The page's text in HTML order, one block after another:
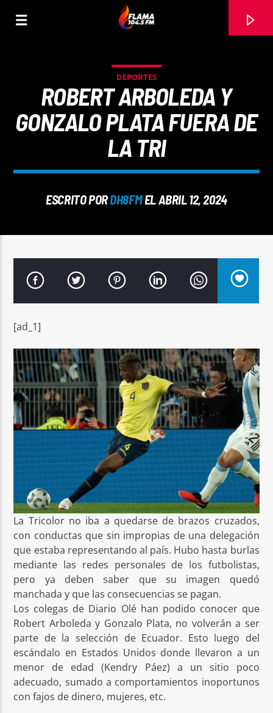
Señal FM
DEPORTES
ROBERT ARBOLEDA Y
GONZALO PLATA FUERA DE
LA TRI
ESCRITO PORDH8FMEL ABRIL 12, 2024
[ad_1]
La Tricolor no iba a quedarse de brazos cruzados,
con conductas que sin impropias de una delegación
que estaba representando al país. Hubo hasta burlas
mediante las redes personales de los futbolistas,
pero ya deben saber que su imagen quedó
manchada y que las consecuencias se pagan.
Los colegas de Diario Olé han podido conocer que
Robert Arboleda y Gonzalo Plata, no volverán a ser
parte de la selección de Ecuador. Esto luego del
escándalo en Estados Unidos donde llevaron a un
menor de edad (Kendry Páez) a un sitio poco
adecuado, sumado a comportamientos inoportunos
con fajos de dinero, mujeres, etc.